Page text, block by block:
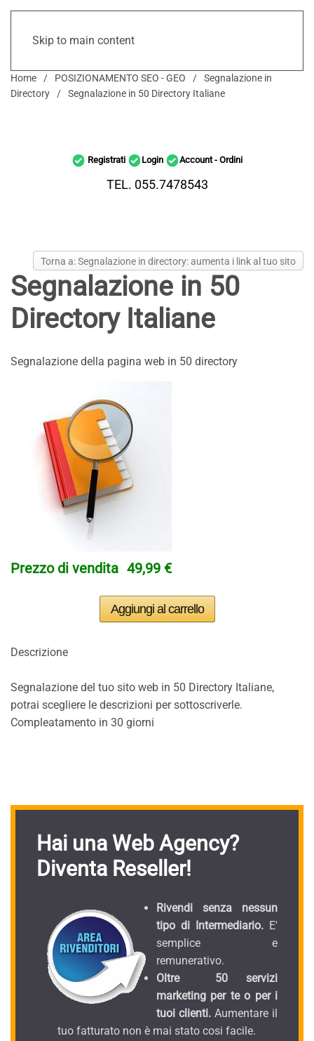
Skip to main content
Home POSIZIONAMENTO SEO - GEO
Segnalazione in
Directory
Segnalazione in 50 Directory Italiane
Registrati Login Account - Ordini
TEL. 055.7478543
Torna a: Segnalazione in directory: aumenta i link al tuo sito
Segnalazione in 50
Directory Italiane
Segnalazione della pagina web in 50 directory
Prezzo di vendita 49,99 €
Descrizione
Segnalazione del tuo sito web in 50 Directory Italiane,
potrai scegliere le descrizioni per sottoscriverle.
Compleatamento in 30 giorni
Hai una Web Agency?
Diventa Reseller!
Rivendi senza nessun
tipo di Intermediario. E'
semplice e
remunerativo.
Oltre 50 servizi
marketing per te o per i
tuoi clienti. Aumentare il
tuo fatturato non è mai stato cosi facile.